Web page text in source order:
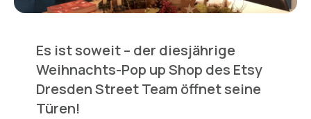
Es ist soweit – der diesjährige
Weihnachts-Pop up Shop des Etsy
Dresden Street Team öffnet seine
Türen!